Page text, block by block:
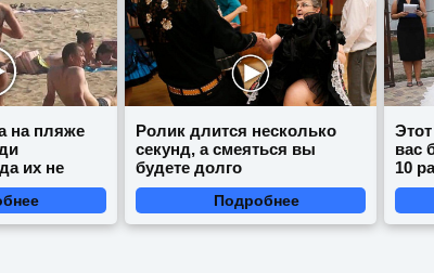
на пляже
их не
Ролик длится несколько
секунд, а смеяться вы
будете долго
Подробнее
вас
10